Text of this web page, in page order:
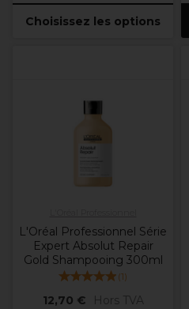
Choisissez les options
L'Oréal Professionnel Série
Expert Absolut Repair
Gold Shampooing 300ml
(1)
12,70 € Hors TVA